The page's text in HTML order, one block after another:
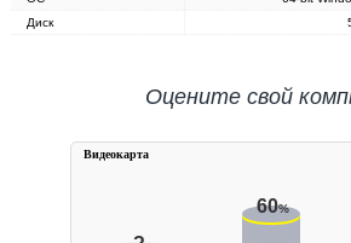
Диск
Оцените свой
60%
Видеокарта